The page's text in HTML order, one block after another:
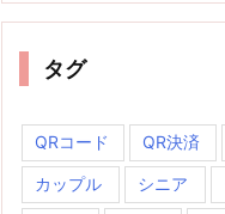
タグ
QRコード QR決済
カップル シニア